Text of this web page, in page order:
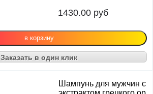
1430.00 руб
Заказать в один клик
Шампунь для мужчин с